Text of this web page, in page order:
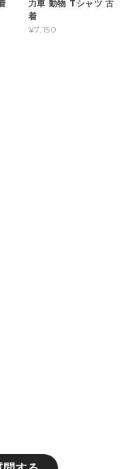
力車 動物 Tシャツ 古
着
¥7,150